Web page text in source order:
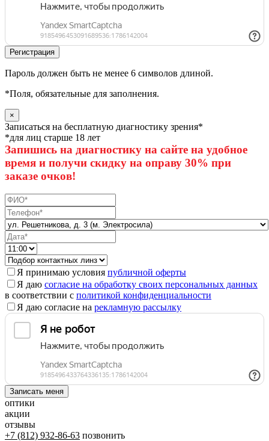
Пароль должен быть не менее 6 символов длиной.
*Поля, обязательные для заполнения.
×
Записаться на бесплатную диагностику зрения*
*для лиц старше 18 лет
Запишись на диагностику на сайте на удобное
время и получи скидку на оправу 30% при
заказе очков!
Я принимаю условия публичной оферты
Я даю согласие на обработку своих персональных данных
в соответствии с политикой конфиденциальности
Я даю согласие на рекламную рассылку
оптики
акции
отзывы
+7 (812) 932-86-63 позвонить